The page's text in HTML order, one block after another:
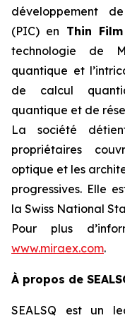
développement
(PIC) en Thin
technologie de
quantique et
de calcul
quantique et de
La société
propriétaires
optique et les
progressives. Elle
la Swiss National
Pour plus
www.miraex.com.
À propos de
SEALSQ est un